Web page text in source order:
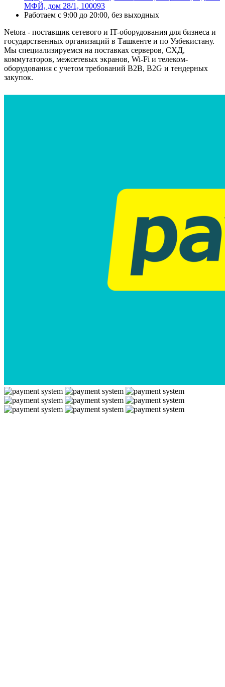
МФЙ, дом 28/1, 100093
Работаем с 9:00 до 20:00, без выходных
Netora - поставщик сетевого и IT-оборудования для бизнеса и
государственных организаций в Ташкенте и по Узбекистану.
Мы специализируемся на поставках серверов, СХД,
коммутаторов, межсетевых экранов, Wi-Fi и телеком-
оборудования с учетом требований B2B, B2G и тендерных
закупок.